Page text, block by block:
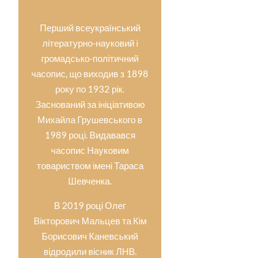
Перший всеукраїнський
літературно-науковий і
громадсько-політичний
часопис, що виходив з 1898
року по 1932 рік.
Заснований за ініціативою
Михайла Грушевського в
1989 році. Видавався
часопис Науковим
товариством імені Тараса
Шевченка.
В 2019 році Олег
Вікторович Мальцев та Кім
Борисович Каневський
відродили вісник ЛНВ.